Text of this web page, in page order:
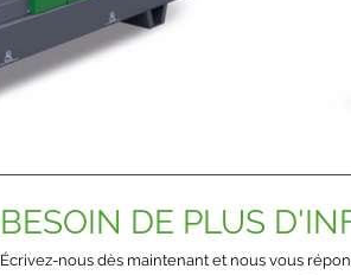
BESOIN DE PLUS
Écrivez-nous dès maintenant et nous vous